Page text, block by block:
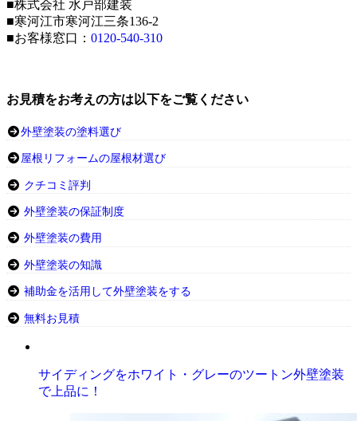
■株式会社 水戸部建装
■寒河江市寒河江三条136-2
■お客様窓口： 0120-540-310
お見積をお考えの方は以下をご覧ください
外壁塗装の塗料選び
屋根リフォームの屋根材選び
クチコミ評判
外壁塗装の保証制度
外壁塗装の費用
外壁塗装の知識
補助金を活用して外壁塗装をする
無料お見積
サイディングをホワイト・グレーのツートン外壁塗装
で上品に！